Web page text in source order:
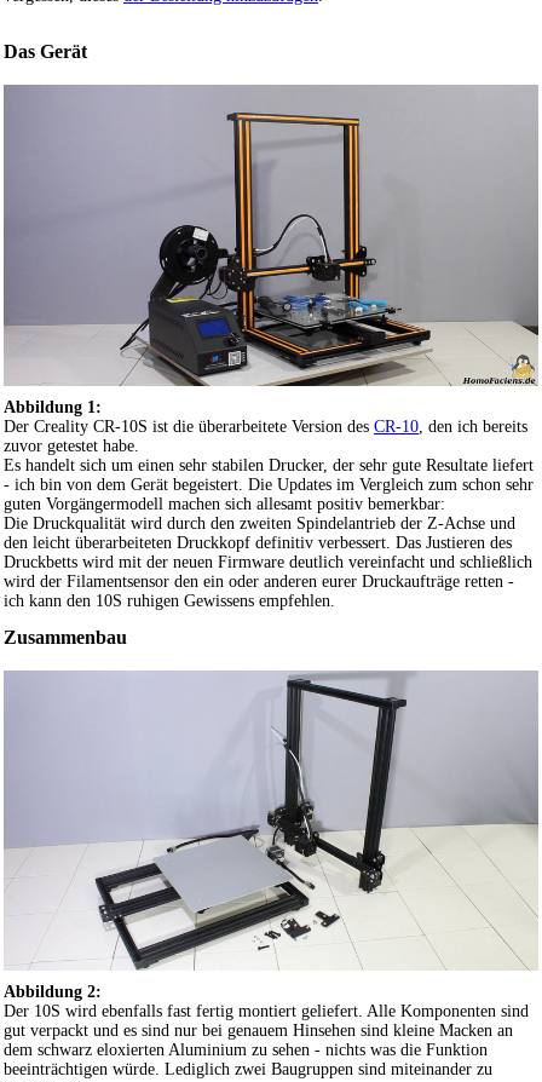
Das Gerät
Abbildung 1:
Der Creality CR-10S ist die überarbeitete Version des CR-10 , den ich bereits
zuvor getestet habe.
Es handelt sich um einen sehr stabilen Drucker, der sehr gute Resultate liefert
- ich bin von dem Gerät begeistert. Die Updates im Vergleich zum schon sehr
guten Vorgängermodell machen sich allesamt positiv bemerkbar:
Die Druckqualität wird durch den zweiten Spindelantrieb der Z-Achse und
den leicht überarbeiteten Druckkopf definitiv verbessert. Das Justieren des
Druckbetts wird mit der neuen Firmware deutlich vereinfacht und schließlich
wird der Filamentsensor den ein oder anderen eurer Druckaufträge retten -
ich kann den 10S ruhigen Gewissens empfehlen.
Zusammenbau
Abbildung 2:
Der 10S wird ebenfalls fast fertig montiert geliefert. Alle Komponenten sind
gut verpackt und es sind nur bei genauem Hinsehen sind kleine Macken an
dem schwarz eloxierten Aluminium zu sehen - nichts was die Funktion
beeinträchtigen würde. Lediglich zwei Baugruppen sind miteinander zu